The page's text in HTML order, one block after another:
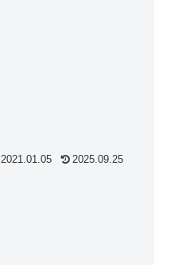
2021.01.05 2025.09.25